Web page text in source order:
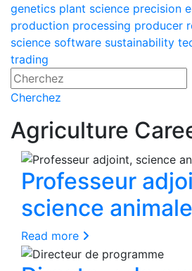
genetics plant science precision
production processing producer
science software sustainability
trading
Cherchez
Agriculture
Professeur
science animale
Read more